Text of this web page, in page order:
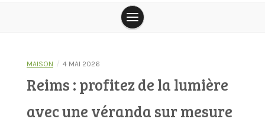
MAISON / 4 MAI 2026
Reims : profitez de la lumière
avec une véranda sur mesure